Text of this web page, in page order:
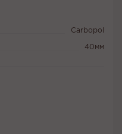
Carbopol
40мм